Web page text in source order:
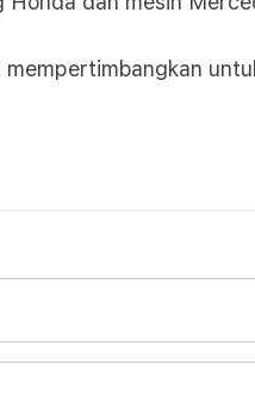
mempertimbangkan